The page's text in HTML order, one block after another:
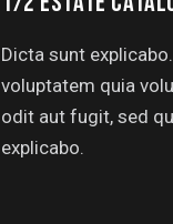
Dicta sunt
voluptatem quia
odit aut fugit, sed
explicabo.